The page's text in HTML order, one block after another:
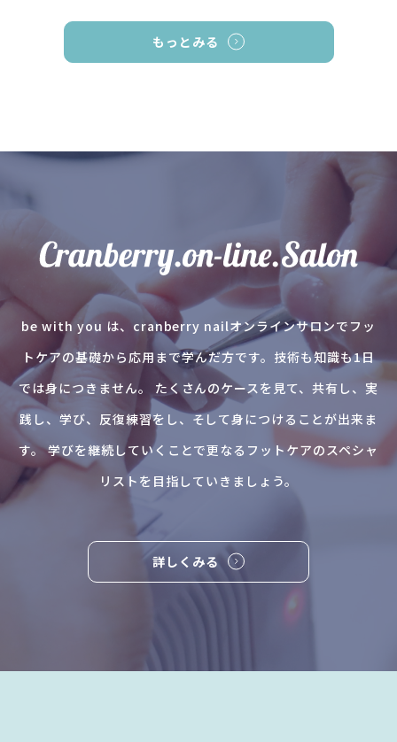
もっとみる
be with you は、cranberry nailオンラインサロンでフッ
トケアの基礎から応用まで学んだ方です。技術も知識も1日
では身につきません。 たくさんのケースを見て、共有し、実
践し、学び、反復練習をし、そして身につけることが出来ま
す。 学びを継続していくことで更なるフットケアのスペシャ
リストを目指していきましょう。
詳しくみる